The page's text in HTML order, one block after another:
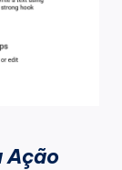
Ação